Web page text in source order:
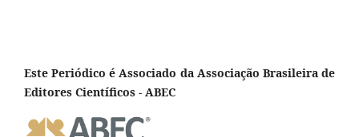
Este Periódico é Associado da Associação Brasileira de
Editores Científicos - ABEC